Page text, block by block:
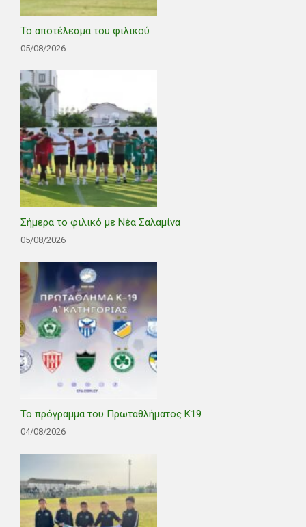
Το αποτέλεσμα του φιλικού
05/08/2026
Σήμερα το φιλικό με Νέα Σαλαμίνα
05/08/2026
Το πρόγραμμα του Πρωταθλήματος Κ19
04/08/2026